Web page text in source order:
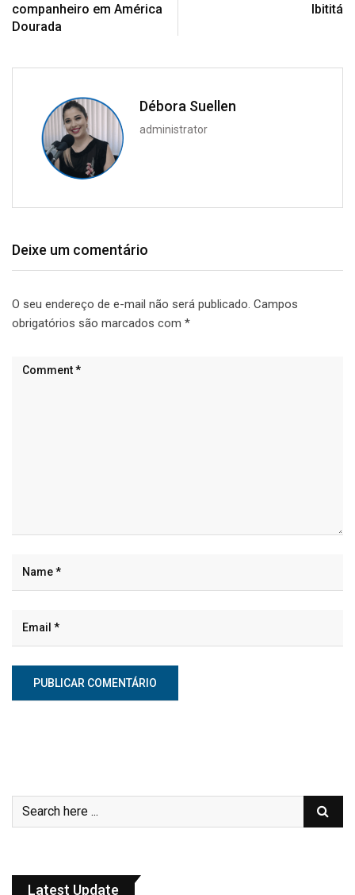
companheiro em América
Dourada
Ibititá
Débora Suellen
administrator
Deixe um comentário
O seu endereço de e-mail não será publicado. Campos
obrigatórios são marcados com *
Latest Update